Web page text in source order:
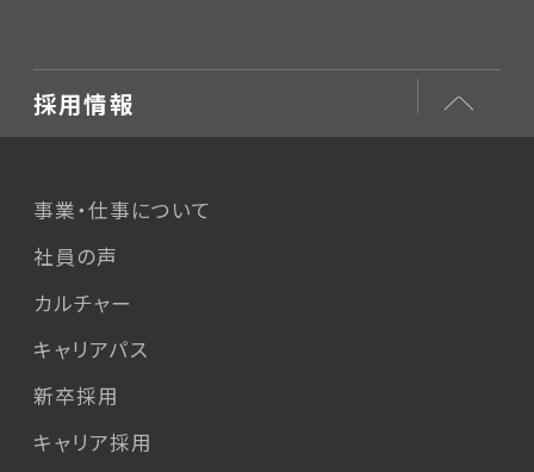
採用情報
事業・仕事について
社員の声
カルチャー
キャリアパス
新卒採用
キャリア採用